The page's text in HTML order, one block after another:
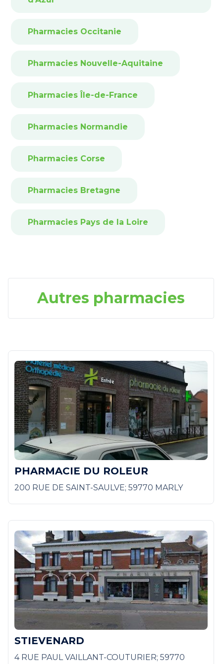
Pharmacies Occitanie
Pharmacies Nouvelle-Aquitaine
Pharmacies Île-de-France
Pharmacies Normandie
Pharmacies Corse
Pharmacies Bretagne
Pharmacies Pays de la Loire
Autres pharmacies
PHARMACIE DU ROLEUR
200 RUE DE SAINT-SAULVE; 59770 MARLY
STIEVENARD
4 RUE PAUL VAILLANT-COUTURIER; 59770